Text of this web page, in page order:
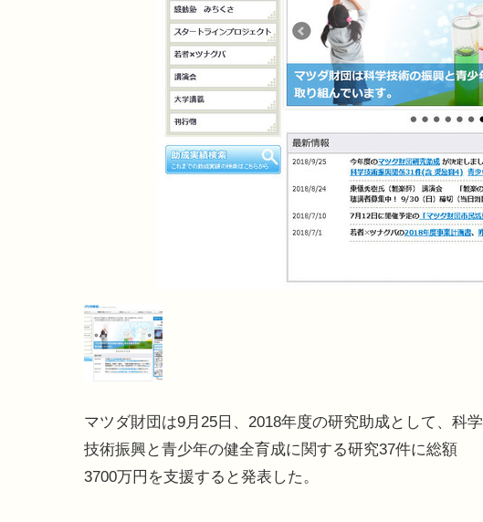
マツダ財団は9月25日、2018年度の研究助成として、科学
技術振興と青少年の健全育成に関する研究37件に総額
3700万円を支援すると発表した。